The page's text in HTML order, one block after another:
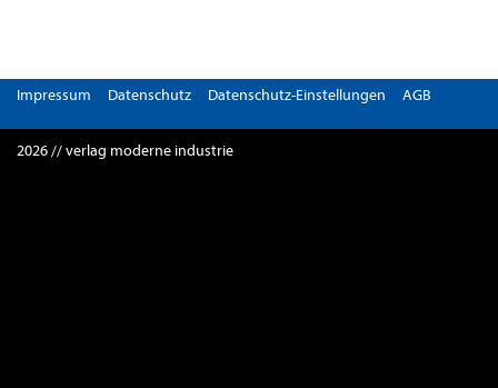
Impressum Datenschutz Datenschutz-Einstellungen AGB
2026 // verlag moderne industrie